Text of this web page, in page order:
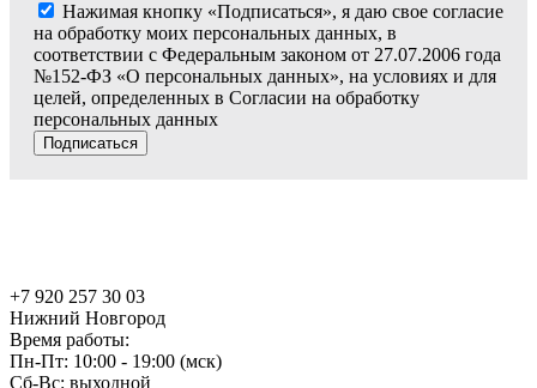
Нажимая кнопку «Подписаться», я даю свое согласие
на обработку моих персональных данных, в
соответствии с Федеральным законом от 27.07.2006 года
№152-ФЗ «О персональных данных», на условиях и для
целей, определенных в Согласии на обработку
персональных данных
Подписаться
+7 920 257 30 03
Нижний Новгород
Время работы:
Пн-Пт: 10:00 - 19:00 (мск)
Сб-Вс: выходной